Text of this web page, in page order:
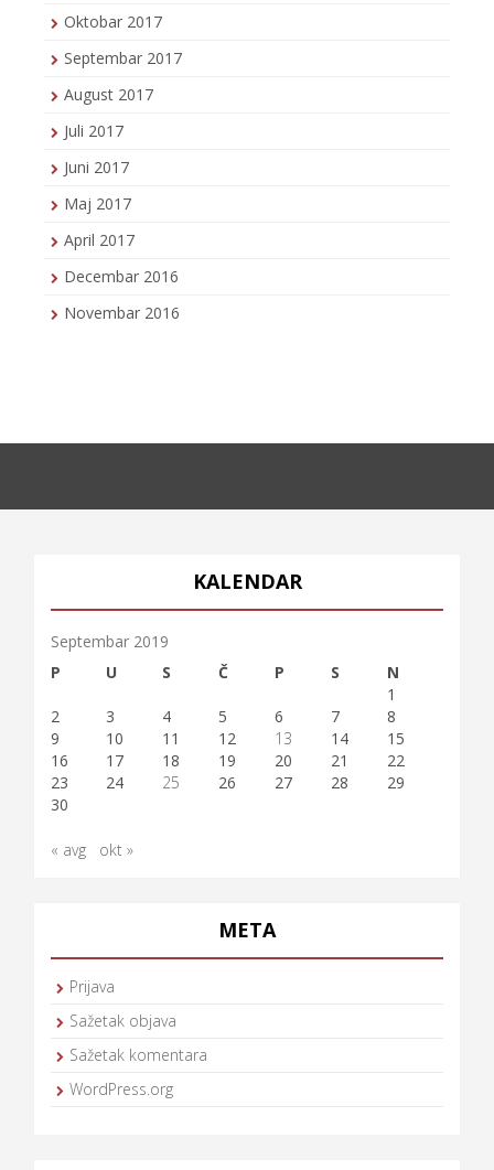
Oktobar 2017
Septembar 2017
August 2017
Juli 2017
Juni 2017
Maj 2017
April 2017
Decembar 2016
Novembar 2016
KALENDAR
Septembar 2019
P
U S Č P S
N
1
2
3 4 5 6 7
8
9
10 11 12 13 14
15
16
17 18 19 20 21
22
23
24 25 26 27 28
29
30
« avg okt »
META
Prijava
Sažetak objava
Sažetak komentara
WordPress.org